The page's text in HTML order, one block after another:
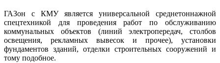
ГАЗон с КМУ является универсальной среднетоннажной
спецтехникой для проведения работ по обслуживанию
коммунальных объектов (линий электропередач, столбов
освещения, рекламных вывесок и прочее), установки
фундаментов зданий, отделки строительных сооружений и
тому подобное.